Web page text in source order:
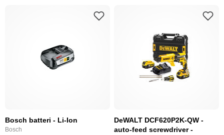
Bosch batteri - Li-Ion
Bosch
DeWALT DCF620P2K-QW -
auto-feed screwdriver -